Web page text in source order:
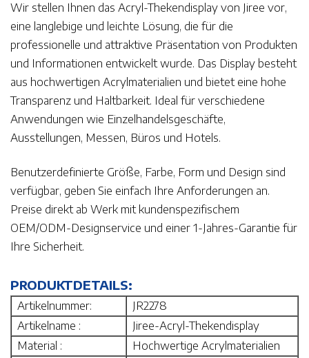
Wir stellen Ihnen das Acryl-Thekendisplay von Jiree vor,
eine langlebige und leichte Lösung, die für die
professionelle und attraktive Präsentation von Produkten
und Informationen entwickelt wurde. Das Display besteht
aus hochwertigen Acrylmaterialien und bietet eine hohe
Transparenz und Haltbarkeit. Ideal für verschiedene
Anwendungen wie Einzelhandelsgeschäfte,
Ausstellungen, Messen, Büros und Hotels.
Benutzerdefinierte Größe, Farbe, Form und Design sind
verfügbar, geben Sie einfach Ihre Anforderungen an.
Preise direkt ab Werk mit kundenspezifischem
OEM/ODM-Designservice und einer 1-Jahres-Garantie für
Ihre Sicherheit.
PRODUKTDETAILS:
Artikelnummer:
JR2278
Artikelname :
Jiree-Acryl-Thekendisplay
Material :
Hochwertige Acrylmaterialien